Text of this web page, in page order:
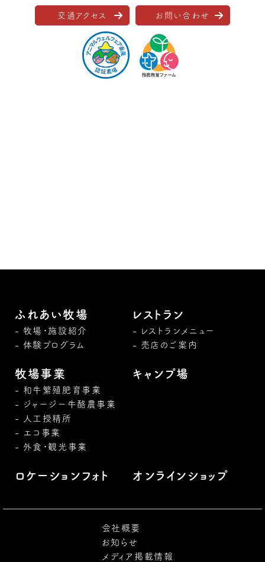
交通アクセス お問い合わせ
ふれあい牧場
牧場・施設紹介
体験プログラム
レストラン
レストランメニュー
売店のご案内
牧場事業
和牛繁殖肥育事業
ジャージー牛酪農事業
人工授精所
エコ事業
外食・観光事業
キャンプ場
ロケーションフォト オンラインショップ
会社概要
お知らせ
メディア掲載情報